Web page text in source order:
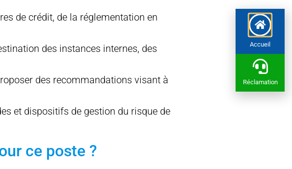
de crédit, de la réglementation en
des instances internes, des
des recommandations visant à
et dispositifs de gestion du risque de
ce poste ?
Accueil
Réclamation